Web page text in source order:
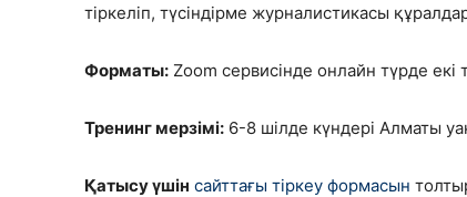
тіркеліп, түсіндірме журналистикасы
Форматы: Zoom сервисінде онлайн түрде
Тренинг мерзімі: 6-8 шілде күндері Алматы
Қатысу үшін сайттағы тіркеу формасын